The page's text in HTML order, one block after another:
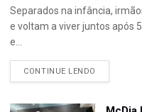
Separados na infância,
e voltam a viver juntos após
e...
CONTINUE LENDO